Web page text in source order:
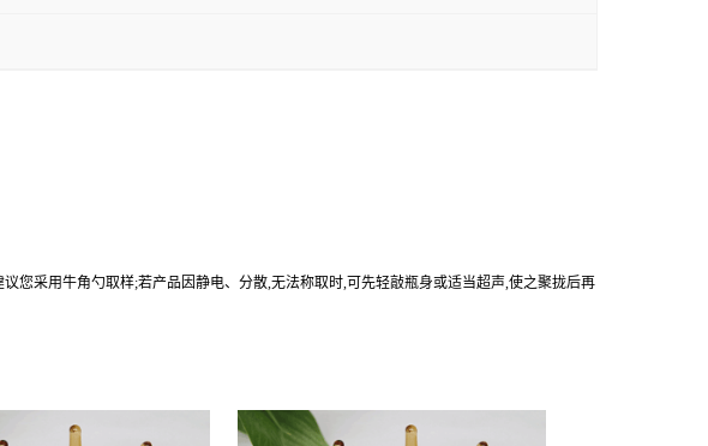
您采用牛角勺取样;若产品因静电、分散,无法称取时,可先轻敲瓶身或适当超声,使之聚拢后再